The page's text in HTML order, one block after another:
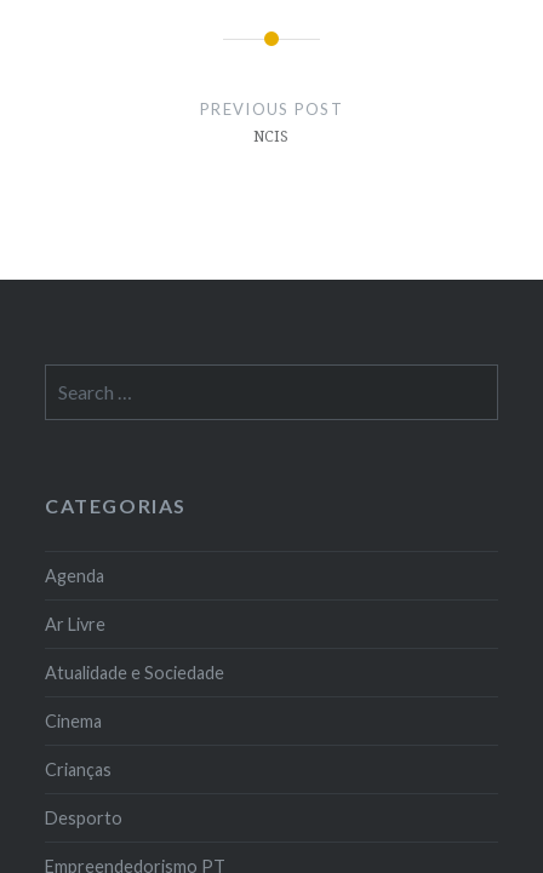
PREVIOUS POST
NCIS
for:
CATEGORIAS
Agenda
Ar Livre
Atualidade e Sociedade
Cinema
Crianças
Desporto
Empreendedorismo PT